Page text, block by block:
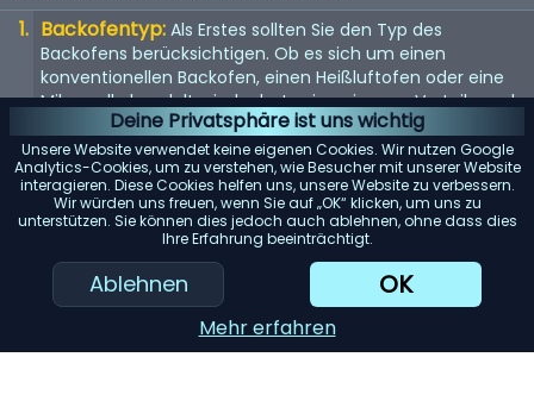
Deine Privatsphäre ist uns wichtig
Unsere Website verwendet keine eigenen Cookies. Wir nutzen Google
Analytics-Cookies, um zu verstehen, wie Besucher mit unserer Website
interagieren. Diese Cookies helfen uns, unsere Website zu verbessern.
Wir würden uns freuen, wenn Sie auf „OK“ klicken, um uns zu
unterstützen. Sie können dies jedoch auch ablehnen, ohne dass dies
Ihre Erfahrung beeinträchtigt.
Ablehnen OK
Mehr erfahren
Backofentyp: Als Erstes sollten Sie den Typ des
Backofens berücksichtigen. Ob es sich um einen
konventionellen Backofen, einen Heißluftofen oder eine
Mikrowelle handelt - jeder hat seine eigenen Vorteile und
eignet sich für unterschiedliche Kochstile.
Größe: Die Größe des Backofens sollte sowohl Ihren
Kochanforderungen als auch dem verfügbaren Platz in
Ihrer Küche entsprechen. Messen Sie den verfügbaren
Raum und berücksichtigen Sie das Fassungsvermögen
des Backofens.
Energieeffizienz:
Achten Sie auf energieeffiziente
Modelle. Diese können zwar zunächst teurer sein, aber auf